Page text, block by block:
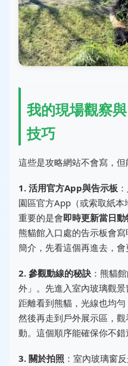
我的現場觀察
技巧
這些是攻略網站不會寫，但
1. 活用官方App與告示板
園區官方App（或索取紙
重要的是會即時更新當日
熊貓館入口處的告示板會
簡介，先看這個再進去，會
2. 參觀動線的秘訣 ：熊貓
外」。先進入室內玻璃觀
距離看到熊貓，光線也均勻
然後再走到戶外展示區，
動。這個順序能確保你不錯
3. 關於拍照 ：室內玻璃窗